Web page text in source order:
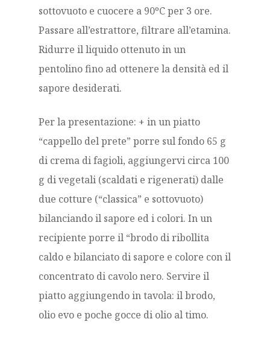
sottovuoto e cuocere a 90ºC per 3 ore.
Passare all’estrattore, filtrare all’etamina.
Ridurre il liquido ottenuto in un
pentolino fino ad ottenere la densità ed il
sapore desiderati.
Per la presentazione: + in un piatto
“cappello del prete” porre sul fondo 65 g
di crema di fagioli, aggiungervi circa 100
g di vegetali (scaldati e rigenerati) dalle
due cotture (“classica” e sottovuoto)
bilanciando il sapore ed i colori. In un
recipiente porre il “brodo di ribollita
caldo e bilanciato di sapore e colore con il
concentrato di cavolo nero. Servire il
piatto aggiungendo in tavola: il brodo,
olio evo e poche gocce di olio al timo.